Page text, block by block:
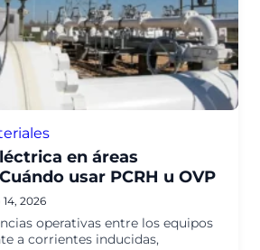
en áreas
usar PCRH u OVP
2026
operativas entre los equipos
a corrientes inducidas,